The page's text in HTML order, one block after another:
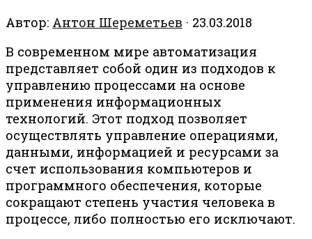
Автор: Антон Шереметьев · 23.03.2018
В современном мире автоматизация
представляет собой один из подходов к
управлению процессами на основе
применения информационных
технологий. Этот подход позволяет
осуществлять управление операциями,
данными, информацией и ресурсами за
счет использования компьютеров и
программного обеспечения, которые
сокращают степень участия человека в
процессе, либо полностью его исключают.